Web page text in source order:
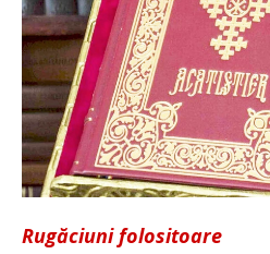
Rugăciuni folositoare